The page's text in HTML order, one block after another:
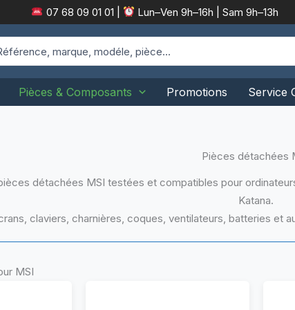
07 68 09 01 01 Lun–Ven 9h–16h | Sam 9h–13h
Pièces & Composants Promotions Service
Pièces détachées
détachées MSI testées et compatibles pour
Katana.
claviers, charnières, coques, ventilateurs, batteries et
MSI